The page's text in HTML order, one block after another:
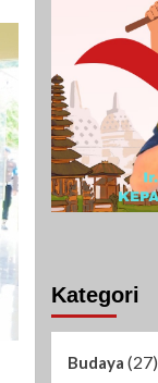
Kategori
Budaya (27)